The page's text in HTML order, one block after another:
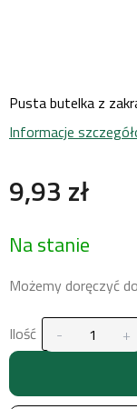
9,93 zł
jednostkowa:
Na stanie
Możemy doręczyć
Ilość
Pusta butelka z
Informacje